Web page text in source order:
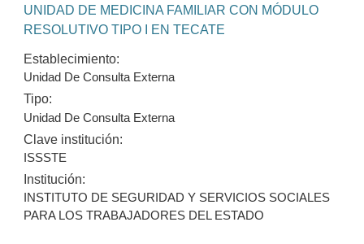
UNIDAD DE MEDICINA FAMILIAR CON MÓDULO
RESOLUTIVO TIPO I EN TECATE
Establecimiento:
Unidad De Consulta Externa
Tipo:
Unidad De Consulta Externa
Clave institución:
ISSSTE
Institución:
INSTITUTO DE SEGURIDAD Y SERVICIOS SOCIALES
PARA LOS TRABAJADORES DEL ESTADO